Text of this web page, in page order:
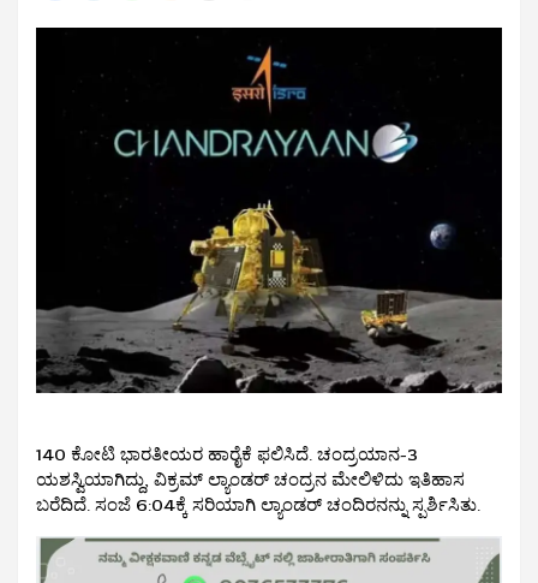
140 ಕೋಟಿ ಭಾರತೀಯರ ಹಾರೈಕೆ ಫಲಿಸಿದೆ. ಚಂದ್ರಯಾನ-3
ಯಶಸ್ವಿಯಾಗಿದ್ದು, ವಿಕ್ರಮ್ ಲ್ಯಾಂಡರ್ ಚಂದ್ರನ ಮೇಲಿಳಿದು ಇತಿಹಾಸ
ಬರೆದಿದೆ. ಸಂಜೆ 6:04ಕ್ಕೆ ಸರಿಯಾಗಿ ಲ್ಯಾಂಡರ್ ಚಂದಿರನನ್ನು ಸ್ಪರ್ಶಿಸಿತು.